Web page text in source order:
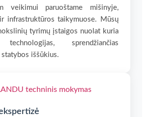
veikimui paruoštame mišinyje,
infrastruktūros taikymuose. Mūsų
tyrimų įstaigos nuolat kuria
sprendžiančias
iššūkius.